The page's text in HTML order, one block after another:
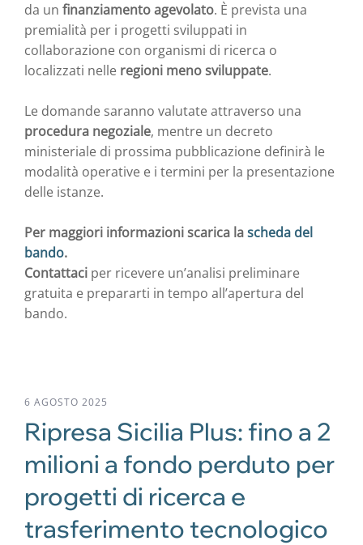
da un finanziamento agevolato. È prevista una
premialità per i progetti sviluppati in
collaborazione con organismi di ricerca o
localizzati nelle regioni meno sviluppate.
Le domande saranno valutate attraverso una
procedura negoziale, mentre un decreto
ministeriale di prossima pubblicazione definirà le
modalità operative e i termini per la presentazione
delle istanze.
Per maggiori informazioni scarica lascheda del
bando.
Contattaci per ricevere un’analisi preliminare
gratuita e prepararti in tempo all’apertura del
bando.
6 AGOSTO 2025
Ripresa Sicilia Plus: fino a 2
milioni a fondo perduto per
progetti di ricerca e
trasferimento tecnologico